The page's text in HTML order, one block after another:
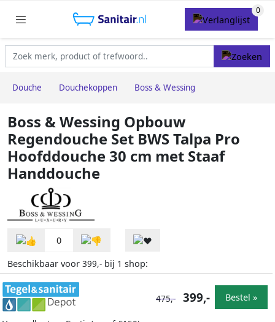
Douche Douchekoppen Boss & Wessing
Boss & Wessing Opbouw
Regendouche Set BWS Talpa Pro
Hoofddouche 30 cm met Staaf
Handdouche
0
Beschikbaar voor 399,- bij 1 shop:
475,- 399,- Bestel »